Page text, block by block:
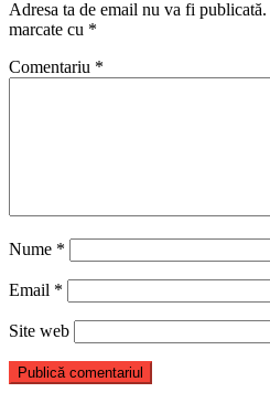
Adresa ta de email nu va fi publicată.
marcate cu *
Comentariu *
Nume *
Email *
Site web